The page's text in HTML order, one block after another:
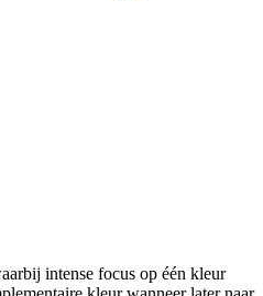
intense focus op één kleur